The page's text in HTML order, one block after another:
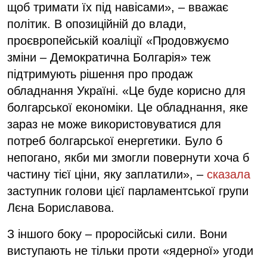
щоб тримати їх під навісами», – вважає
політик. В опозиційній до влади,
проєвропейській коаліції «Продовжуємо
зміни – Демократична Болгарія» теж
підтримують рішення про продаж
обладнання Україні. «Це буде корисно для
болгарської економіки. Це обладнання, яке
зараз не може використовуватися для
потреб болгарської енергетики. Було б
непогано, якби ми змогли повернути хоча б
частину тієї ціни, яку заплатили», – сказала
заступник голови цієї парламентської групи
Лєна Бориславова.
З іншого боку – проросійські сили. Вони
виступають не тільки проти «ядерної» угоди